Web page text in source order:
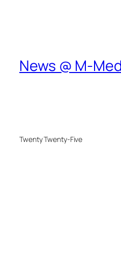
News @ M-
Twenty Twenty-Five